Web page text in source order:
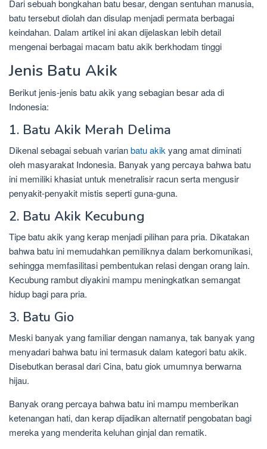
Dari sebuah bongkahan batu besar, dengan sentuhan manusia,
batu tersebut diolah dan disulap menjadi permata berbagai
keindahan. Dalam artikel ini akan dijelaskan lebih detail
mengenai berbagai macam batu akik berkhodam tinggi
Jenis Batu Akik
Berikut jenis-jenis batu akik yang sebagian besar ada di
Indonesia:
1. Batu Akik Merah Delima
Dikenal sebagai sebuah varianbatu akikyang amat diminati
oleh masyarakat Indonesia. Banyak yang percaya bahwa batu
ini memiliki khasiat untuk menetralisir racun serta mengusir
penyakit-penyakit mistis seperti guna-guna.
2. Batu Akik Kecubung
Tipe batu akik yang kerap menjadi pilihan para pria. Dikatakan
bahwa batu ini memudahkan pemiliknya dalam berkomunikasi,
sehingga memfasilitasi pembentukan relasi dengan orang lain.
Kecubung rambut diyakini mampu meningkatkan semangat
hidup bagi para pria.
3. Batu Gio
Meski banyak yang familiar dengan namanya, tak banyak yang
menyadari bahwa batu ini termasuk dalam kategori batu akik.
Disebutkan berasal dari Cina, batu giok umumnya berwarna
hijau.
Banyak orang percaya bahwa batu ini mampu memberikan
ketenangan hati, dan kerap dijadikan alternatif pengobatan bagi
mereka yang menderita keluhan ginjal dan rematik.